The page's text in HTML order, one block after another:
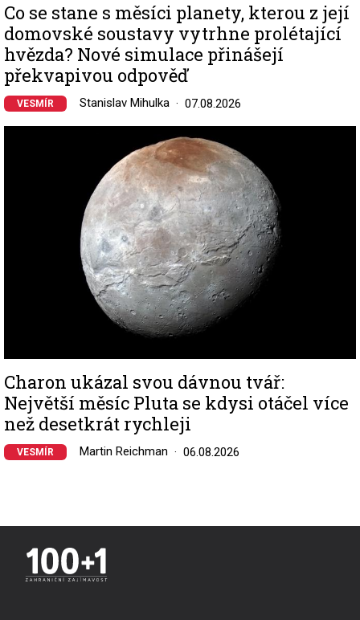
Co se stane s měsíci planety, kterou z její
domovské soustavy vytrhne prolétající
hvězda? Nové simulace přinášejí
překvapivou odpověď
VESMÍR Stanislav Mihulka 07.08.2026
Charon ukázal svou dávnou tvář:
Největší měsíc Pluta se kdysi otáčel více
než desetkrát rychleji
VESMÍR Martin Reichman 06.08.2026